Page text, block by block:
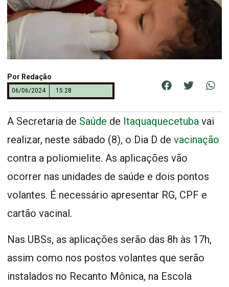
Por Redação
06/06/2024 15:28
A Secretaria de Saúde de Itaquaquecetuba vai
realizar, neste sábado (8), o Dia D de vacinação
contra a poliomielite. As aplicações vão
ocorrer nas unidades de saúde e dois pontos
volantes. É necessário apresentar RG, CPF e
cartão vacinal.
Nas UBSs, as aplicações serão das 8h às 17h,
assim como nos postos volantes que serão
instalados no Recanto Mônica, na Escola